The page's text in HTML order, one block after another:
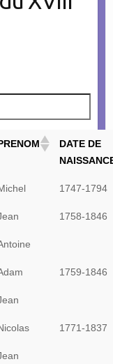
DATE DE
1747-1794
1758-1846
1759-1846
1771-1837